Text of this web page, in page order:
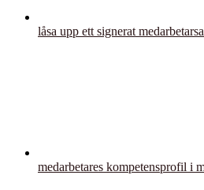
låsa upp ett signerat
medarbetares kompetensprofil i